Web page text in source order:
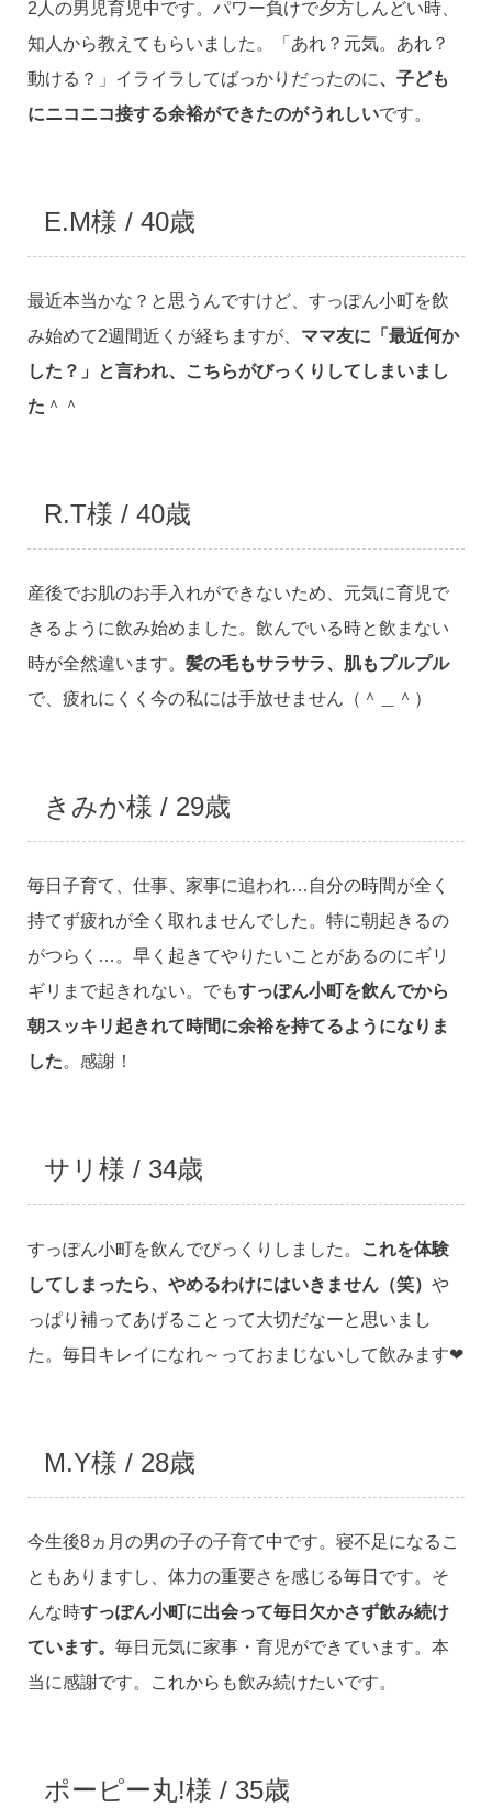
2人の男児育児中です。パワー負けで夕方しんどい時、
知人から教えてもらいました。「あれ？元気。あれ？
動ける？」イライラしてばっかりだったのに、子ども
にニコニコ接する余裕ができたのがうれしいです。
E.M様 / 40歳
最近本当かな？と思うんですけど、すっぽん小町を飲
み始めて2週間近くが経ちますが、 ママ友に「最近何か
した？」と言われ、こちらがびっくりしてしまいまし
た ＾＾
R.T様 / 40歳
産後でお肌のお手入れができないため、元気に育児で
きるように飲み始めました。飲んでいる時と飲まない
時が全然違います。 髪の毛もサラサラ、肌もプルプル
で、疲れにくく今の私には手放せません（＾＿＾）
きみか様 / 29歳
毎日子育て、仕事、家事に追われ…自分の時間が全く
持てず疲れが全く取れませんでした。特に朝起きるの
がつらく…。早く起きてやりたいことがあるのにギリ
ギリまで起きれない。でもすっぽん小町を飲んでから
朝スッキリ起きれて時間に余裕を持てるようになりま
した。感謝！
サリ様 / 34歳
すっぽん小町を飲んでびっくりしました。
これを体験
してしまったら、やめるわけにはいきません（笑） や
っぱり補ってあげることって大切だなーと思いまし
た。毎日キレイになれ～っておまじないして飲みます❤
M.Y様 / 28歳
今生後8ヵ月の男の子の子育て中です。寝不足になるこ
ともありますし、体力の重要さを感じる毎日です。そ
んな時すっぽん小町に出会って毎日欠かさず飲み続け
ています。 毎日元気に家事・育児ができています。本
当に感謝です。これからも飲み続けたいです。
ポーピー丸!様 / 35歳